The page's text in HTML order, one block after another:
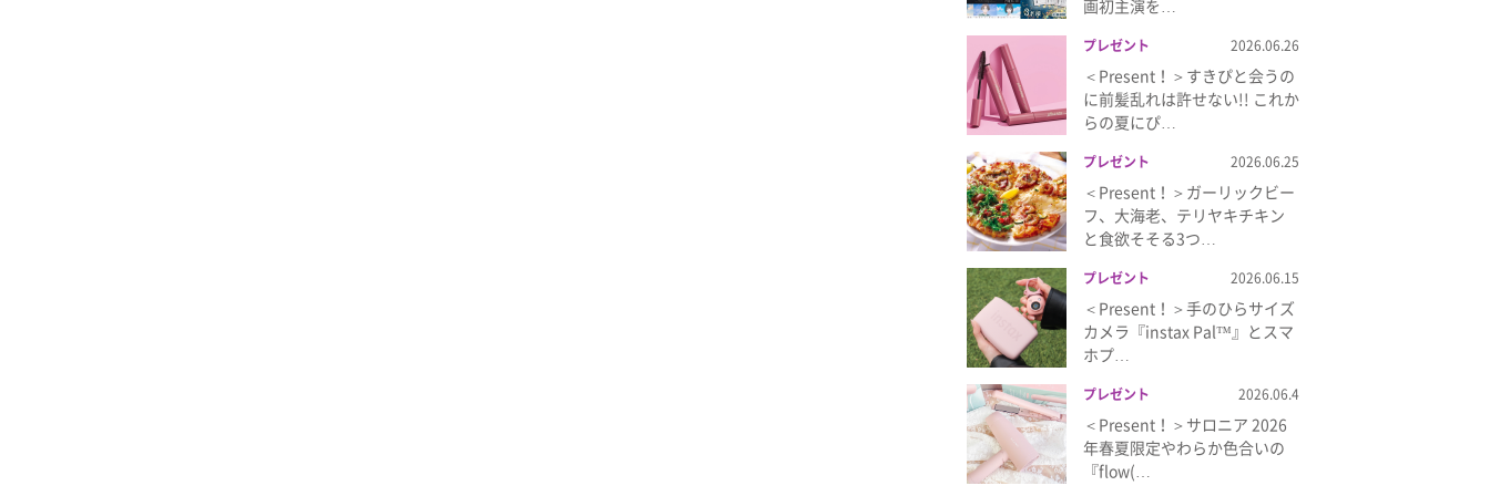
画初主演を…
プレゼント 2026.06.26
＜Present！＞すきぴと会うの
に前髪乱れは許せない!! これか
らの夏にぴ…
プレゼント 2026.06.25
＜Present！＞ガーリックビー
フ、大海老、テリヤキチキン
と食欲そそる3つ…
プレゼント 2026.06.15
＜Present！＞手のひらサイズ
カメラ『instax Pal™』とスマ
ホプ…
プレゼント 2026.06.4
＜Present！＞サロニア 2026
年春夏限定やわらか色合いの
『flow(…